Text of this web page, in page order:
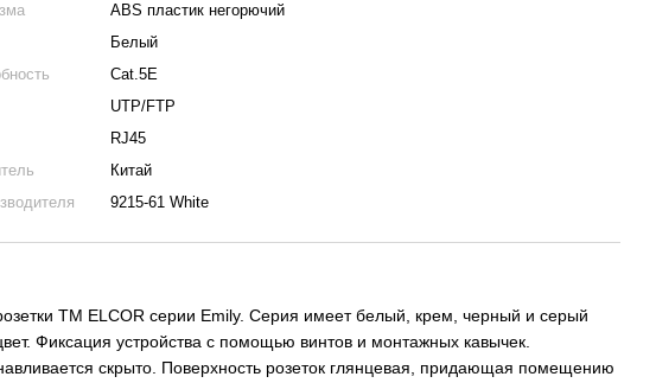
ABS пластик негорючий
Белый
Cat.5E
UTP/FTP
RJ45
Китай
9215-61 White
ТМ ELCOR серии Emily. Серия имеет белый, крем, черный и серый
Фиксация устройства с помощью винтов и монтажных кавычек.
скрыто. Поверхность розеток глянцевая, придающая помещению